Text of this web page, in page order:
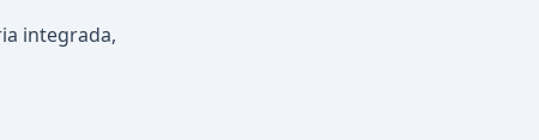
integrada,